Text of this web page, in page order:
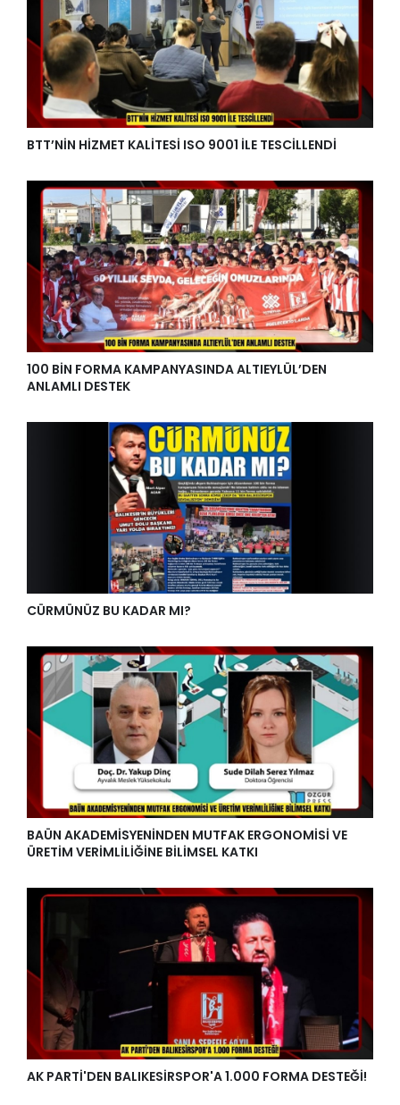
BTT’NİN HİZMET KALİTESİ ISO 9001 İLE TESCİLLENDİ
100 BİN FORMA KAMPANYASINDA ALTIEYLÜL’DEN
ANLAMLI DESTEK
CÜRMÜNÜZ BU KADAR MI?
BAÜN AKADEMİSYENİNDEN MUTFAK ERGONOMİSİ VE
ÜRETİM VERİMLİLİĞİNE BİLİMSEL KATKI
AK PARTİ'DEN BALIKESİRSPOR'A 1.000 FORMA DESTEĞİ!